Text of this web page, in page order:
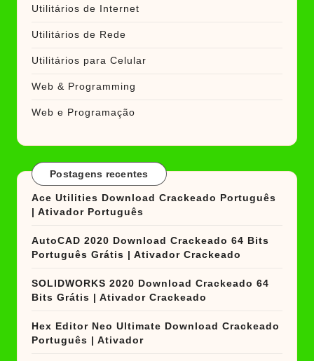
Utilitários de Internet
Utilitários de Rede
Utilitários para Celular
Web & Programming
Web e Programação
Postagens recentes
Ace Utilities Download Crackeado Português
| Ativador Português
AutoCAD 2020 Download Crackeado 64 Bits
Português Grátis | Ativador Crackeado
SOLIDWORKS 2020 Download Crackeado 64
Bits Grátis | Ativador Crackeado
Hex Editor Neo Ultimate Download Crackeado
Português | Ativador